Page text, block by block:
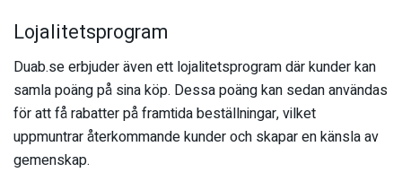
Lojalitetsprogram
Duab.se erbjuder även ett lojalitetsprogram där kunder kan
samla poäng på sina köp. Dessa poäng kan sedan användas
för att få rabatter på framtida beställningar, vilket
uppmuntrar återkommande kunder och skapar en känsla av
gemenskap.